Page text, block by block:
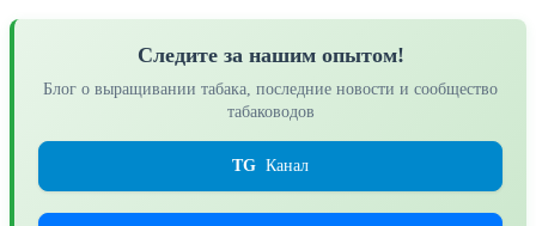
Следите за нашим опытом!
Блог о выращивании табака, последние новости и сообщество
табаководов
TG Канал